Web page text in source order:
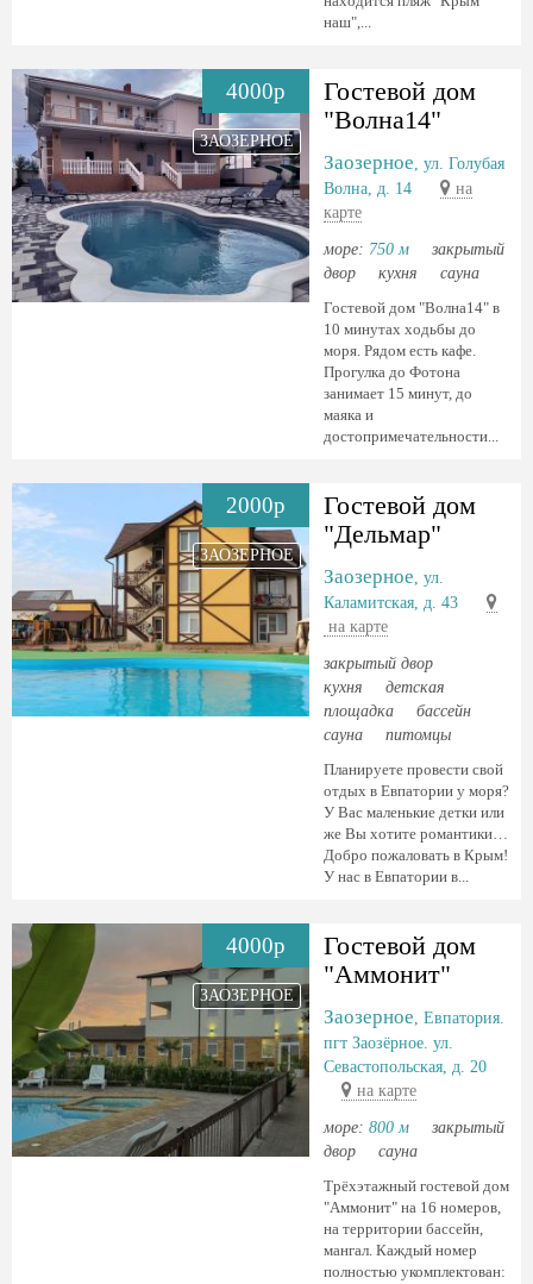
наш",...
4000р
ЗАОЗЕРНОЕ
Гостевой дом
"Волна14"
Заозерное, ул. Голубая
Волна, д. 14
на
карте
море: 750 м
закрытый
двор
кухня
сауна
Гостевой дом "Волна14" в
10 минутах ходьбы до
моря. Рядом есть кафе.
Прогулка до Фотона
занимает 15 минут, до
маяка и
достопримечательности...
2000р
ЗАОЗЕРНОЕ
Гостевой дом
"Дельмар"
Заозерное, ул.
Каламитская, д. 43
на карте
закрытый двор
кухня
детская
площадка
бассейн
сауна
питомцы
Планируете провести свой
отдых в Евпатории у моря?
У Вас маленькие детки или
же Вы хотите романтики…
Добро пожаловать в Крым!
У нас в Евпатории в...
4000р
ЗАОЗЕРНОЕ
Гостевой дом
"Аммонит"
Заозерное, Евпатория.
пгт Заозёрное. ул.
Севастопольская, д. 20
на карте
море: 800 м
закрытый
двор
сауна
Трёхэтажный гостевой дом
"Аммонит" на 16 номеров,
на территории бассейн,
мангал. Каждый номер
полностью укомплектован: